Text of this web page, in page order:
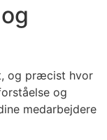
og præcist hvor
og
medarbejdere